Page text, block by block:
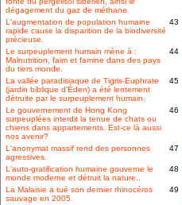
dégagement du gaz de méthane.
L'augmentation de population humaine
rapide cause la disparition de la biodiversité
précieuse.
43
Le surpeuplement humain mène à :
Malnutrition, faim et famine dans des pays
du tiers monde.
44
La vallée paradisiaque de Tigris-Euphrate
(jardin biblique d'Éden) a été lentement
détruite par le surpeuplement humain.
45
Le gouvernement de Hong Kong
surpeuplées interdit la tenue de chats ou
chiens dans appartements. Est-ce là aussi
nos avenir?
46
L'anonymat massif rend des personnes
agressives.
47
L'auto-gratification humaine gouverne le
monde moderne et détruit la nature..
48
La Malaisie a tué son dernier rhinocéros
sauvage en 2005.
49